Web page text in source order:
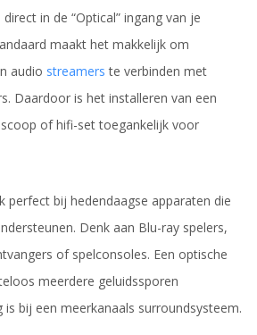
in de “Optical” ingang van je
maakt het makkelijk om
audio streamers te verbinden met
Daardoor is het installeren van een
of hifi-set toegankelijk voor
perfect bij hedendaagse apparaten die
Denk aan Blu-ray spelers,
of spelconsoles. Een optische
meerdere geluidssporen
bij een meerkanaals surroundsysteem.